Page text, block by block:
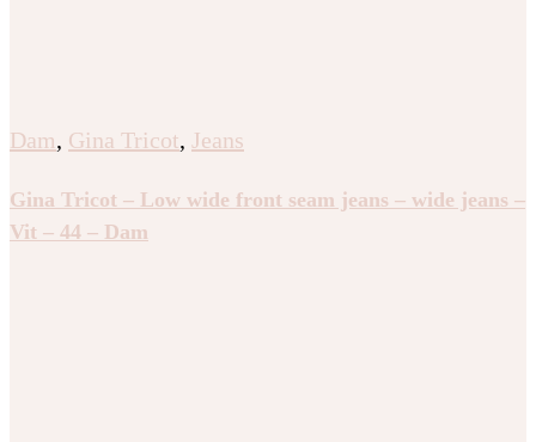
Dam, Gina Tricot, Jeans
Gina Tricot – Low wide front seam jeans – wide jeans –
Vit – 44 – Dam